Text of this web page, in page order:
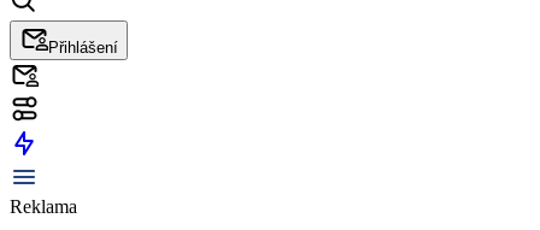
Přihlášení
Reklama